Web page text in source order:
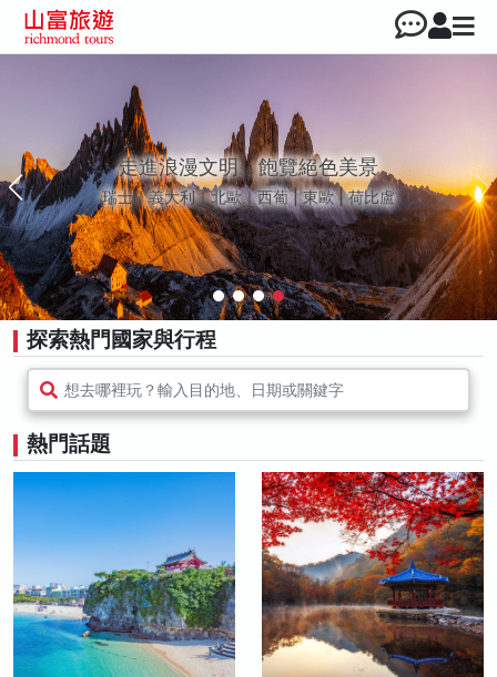
走進浪漫文明，飽覽絕色美景
瑞士｜義大利｜北歐｜西葡 | 東歐 | 荷比盧
探索熱門國家與行程
想去哪裡玩？輸入目的地、日期或關鍵字
熱門話題